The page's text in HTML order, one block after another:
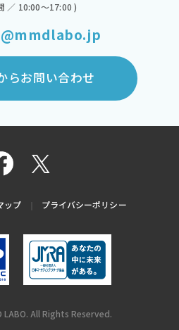
／ 10:00～17:00 )
らお問い合わせ
ップ プライバシーポリシー
All Rights Reserved.